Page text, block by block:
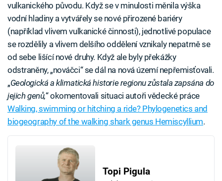
vulkanického původu. Když se v minulosti měnila výška
vodní hladiny a vytvářely se nové přirozené bariéry
(například vlivem vulkanické činnosti), jednotlivé populace
se rozdělily a vlivem delšího oddělení vznikaly nepatrně se
od sebe lišící nové druhy. Když ale byly překážky
odstraněny, „nováčci“ se dál na nová území nepřemisťovali.
„Geologická a klimatická historie regionu zůstala zapsána do
jejich genů,“ okomentovali situaci autoři vědecké práce
Walking, swimming or hitching a ride? Phylogenetics and
biogeography of the walking shark genus Hemiscyllium.
Topi Pigula